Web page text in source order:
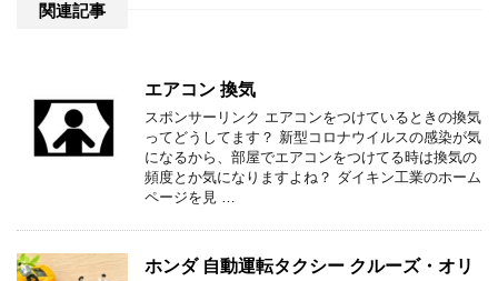
関連記事
エアコン 換気
スポンサーリンク エアコンをつけているときの換気
ってどうしてます？ 新型コロナウイルスの感染が気
になるから、部屋でエアコンをつけてる時は換気の
頻度とか気になりますよね？ ダイキン工業のホーム
ページを見 …
ホンダ 自動運転タクシー クルーズ・オリ